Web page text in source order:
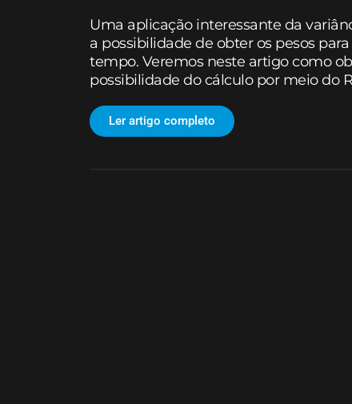
Uma aplicação interessante da
a possibilidade de obter os pesos
tempo. Veremos neste artigo como
possibilidade do cálculo por meio do
Ler artigo completo